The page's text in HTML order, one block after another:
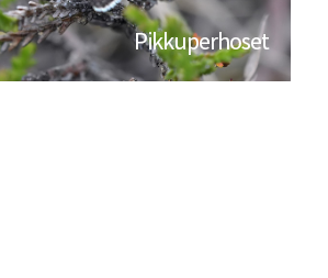
Pikkuperhoset